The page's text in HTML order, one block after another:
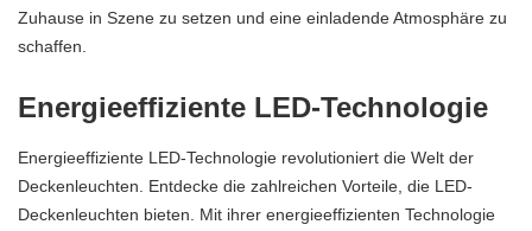
Zuhause in Szene zu setzen und eine einladende Atmosphäre zu
schaffen.
Energieeffiziente LED-Technologie
Energieeffiziente LED-Technologie revolutioniert die Welt der
Deckenleuchten. Entdecke die zahlreichen Vorteile, die LED-
Deckenleuchten bieten. Mit ihrer energieeffizienten Technologie